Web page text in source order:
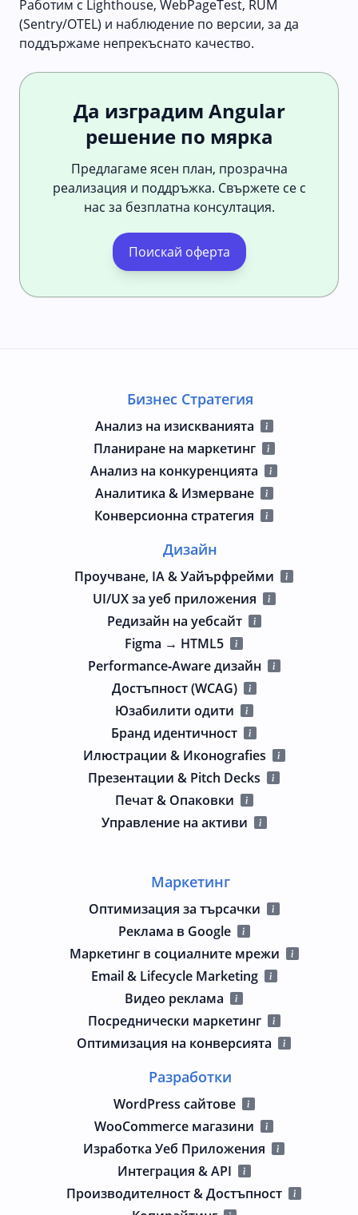
Работим с Lighthouse, WebPageTest, RUM
(Sentry/OTEL) и наблюдение по версии, за да
поддържаме непрекъснато качество.
Да изградим Angular
решение по мярка
Предлагаме ясен план, прозрачна
реализация и поддръжка. Свържете се с
нас за безплатна консултация.
Поискай оферта
Бизнес Стратегия
Анализ на изискванията
Планиране на маркетинг
Анализ на конкуренцията
Аналитика & Измерване
Конверсионна стратегия
Дизайн
Проучване, IA & Уайърфрейми
UI/UX за уеб приложения
Редизайн на уебсайт
Figma → HTML5
Performance‑Aware дизайн
Достъпност (WCAG)
Юзабилити одити
Бранд идентичност
Илюстрации & Иконografies
Презентации & Pitch Decks
Печат & Опаковки
Управление на активи
Маркетинг
Оптимизация за търсачки
Реклама в Google
Маркетинг в социалните мрежи
Email & Lifecycle Marketing
Видео реклама
Посреднически маркетинг
Оптимизация на конверсията
Разработки
WordPress сайтове
WooCommerce магазини
Изработка Уеб Приложения
Интеграция & API
Производителност & Достъпност